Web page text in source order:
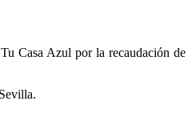
Casa Azul por la recaudación de